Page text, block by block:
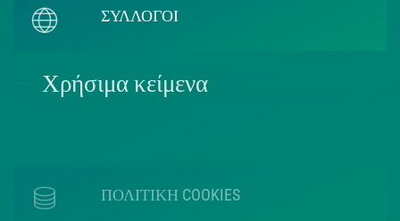
ΣΥΛΛΟΓΟΙ
Χρήσιμα κείμενα
ΠΟΛΙΤΙΚΗ COOKIES